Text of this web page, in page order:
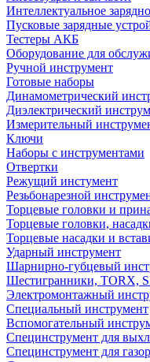
Интеллектуальное
Пусковые зарядные
Тестеры АКБ
Оборудование для
Ручной инструмент
Готовые наборы
Динамометрический
Диэлектрический
Измерительный
Ключи
Наборы с инструментами
Отвертки
Режущий инстумент
Резьбонарезной
Торцевые головки и
Торцевые головки,
Торцевые насадки и
Ударный инструмент
Шарнирно-губцевый
Шестигранники, TORX,
Электромонтажный
Специальный инструмент
Вспомогательный
Специнструмент для
Специнструмент для